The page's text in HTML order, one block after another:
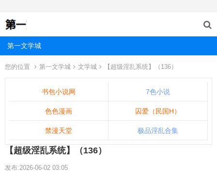
第一文学城
您的位置 第一文学城 文学城 【超级淫乱系统】（136）
书包小说网 7色小说
色色漫画 囚爱（民国H）
禁漫天堂 极品淫乱合集
【超级淫乱系统】（136）
发布:2026-06-02 03:05